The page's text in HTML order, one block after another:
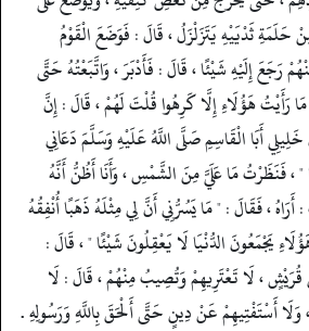
ثَدْيَيْهِ يَتَزَلْزَلُ ، قَالَ : فَوَضَعَ الْقَوْمُ
رَجَعَ إِلَيْهِ شَيْئًا ، قَالَ : فَأَدْبَرَ ، وَاتَّبَعْتُهُ حَتَّى
هَؤُلَاءِ إِلَّا كَرِهُوا قُلْتَ لَهُمْ ، قَالَ : إِنَّ
أَبَا الْقَاسِمِ صَلَّى اللَّهُ عَلَيْهِ وَسَلَّمَ دَعَانِي
، فَنَظَرْتُ مَا عَلَيَّ مِنَ الشَّمْسِ ، وَأَنَا أَظُنُّ أَنَّهُ
، فَقَالَ : " مَا يَسُرُّنِي أَنَّ لِي مِثْلَهُ ذَهَبًا أُنْفِقُهُ
يَجْمَعُونَ الدُّنْيَا لَا يَعْقِلُونَ شَيْئًا " ، قَالَ :
، لَا تَعْتَرِيهِمْ وَتُصِيبُ مِنْهُمْ ، قَالَ : لَا
أَسْتَفْتِيهِمْ عَنْ دِينٍ حَتَّى أَلْحَقَ بِاللَّهِ وَرَسُولِهِ .